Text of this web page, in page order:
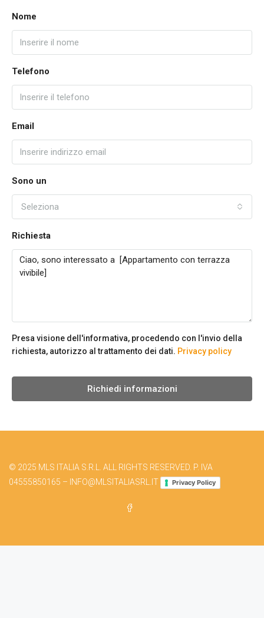
Nome
Telefono
Email
Sono un
Seleziona
Richiesta
Presa visione dell'informativa, procedendo con l'invio della
richiesta, autorizzo al trattamento dei dati. Privacy policy
Richiedi informazioni
© 2025 MLS ITALIA S.R.L. ALL RIGHTS RESERVED. P. IVA
04555850165 – INFO@MLSITALIASRL.IT
Privacy Policy